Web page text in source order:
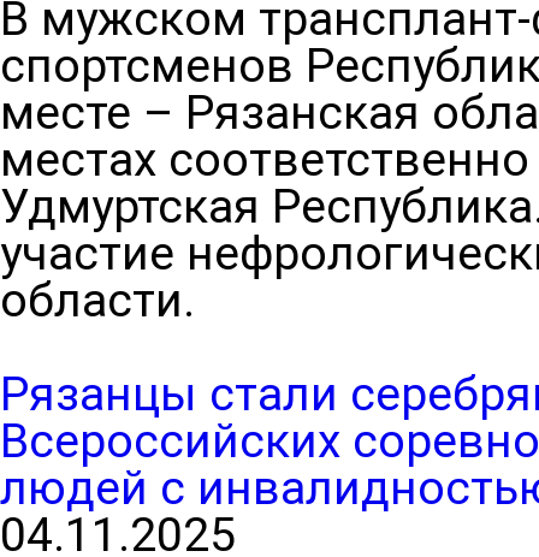
В мужском
спортсменов
месте – Рязанская
местах
Удмуртская
участие
области.
Рязанцы стали
Всероссийских
людей с
04.11.2025